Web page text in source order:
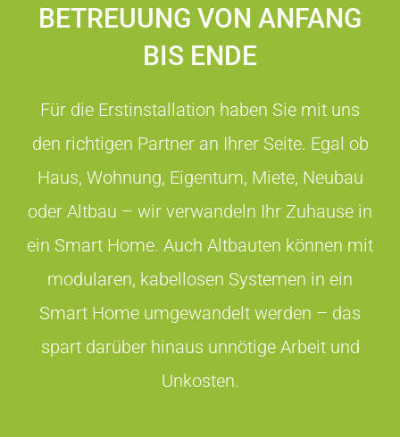
BETREUUNG VON ANFANG
BIS ENDE
Für die Erstinstallation haben Sie mit uns
den richtigen Partner an Ihrer Seite. Egal ob
Haus, Wohnung, Eigentum, Miete, Neubau
oder Altbau – wir verwandeln Ihr Zuhause in
ein Smart Home. Auch Altbauten können mit
modularen, kabellosen Systemen in ein
Smart Home umgewandelt werden – das
spart darüber hinaus unnötige Arbeit und
Unkosten.